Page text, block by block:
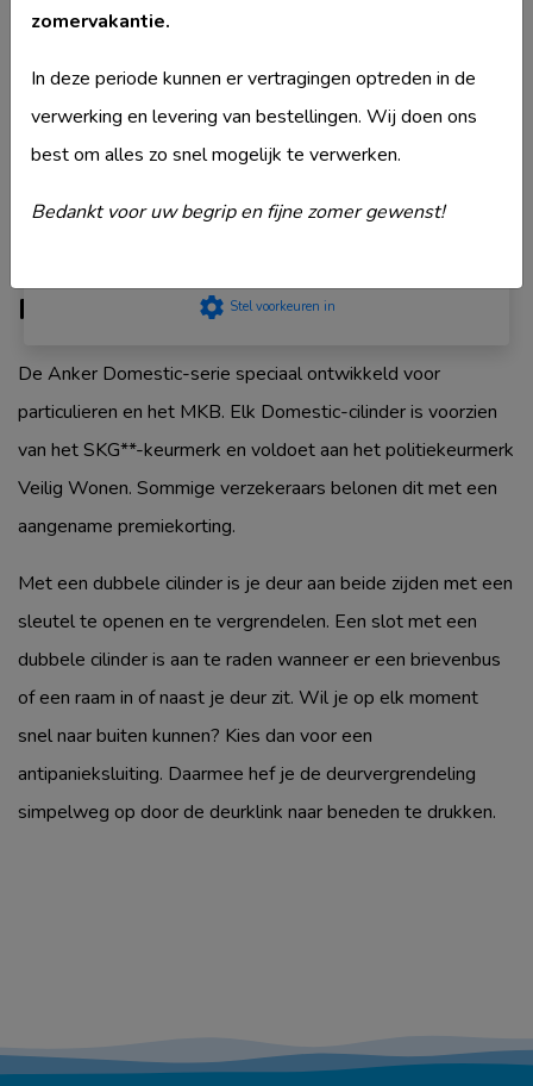
Productbeschrijving
De Anker Domestic-serie speciaal ontwikkeld voor
particulieren en het MKB. Elk Domestic-cilinder is voorzien
van het SKG**-keurmerk en voldoet aan het politiekeurmerk
Veilig Wonen. Sommige verzekeraars belonen dit met een
aangename premiekorting.
Met een dubbele cilinder is je deur aan beide zijden met een
sleutel te openen en te vergrendelen. Een slot met een
dubbele cilinder is aan te raden wanneer er een brievenbus
of een raam in of naast je deur zit. Wil je op elk moment
snel naar buiten kunnen? Kies dan voor een
antipanieksluiting. Daarmee hef je de deurvergrendeling
simpelweg op door de deurklink naar beneden te drukken.
Type deurcilinder
Dubbele cilinder
Veiligheidsklasse
SKG0
Komt ook voor in
Ankerslot Dubbele
zomervakantie.
In deze periode kunnen er vertragingen optreden in de
verwerking en levering van bestellingen. Wij doen ons
best om alles zo snel mogelijk te verwerken.
Bedankt voor uw begrip en fijne zomer gewenst!
privacyStement.
Niet geclassificeerd
settings Stel voorkeuren in